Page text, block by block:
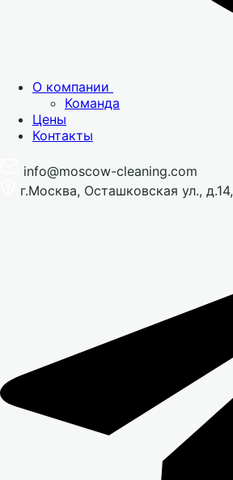
О компании
Команда
Цены
Контакты
info@moscow-cleaning.com
г.Москва, Осташковская ул.,